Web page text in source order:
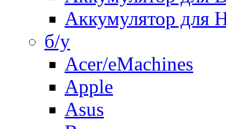
Аккумулятор для
б/у
Acer/eMachines
Apple
Asus